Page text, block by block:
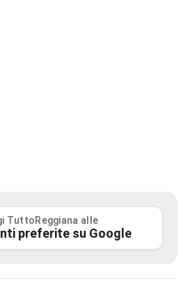
TuttoReggiana alle
preferite su Google